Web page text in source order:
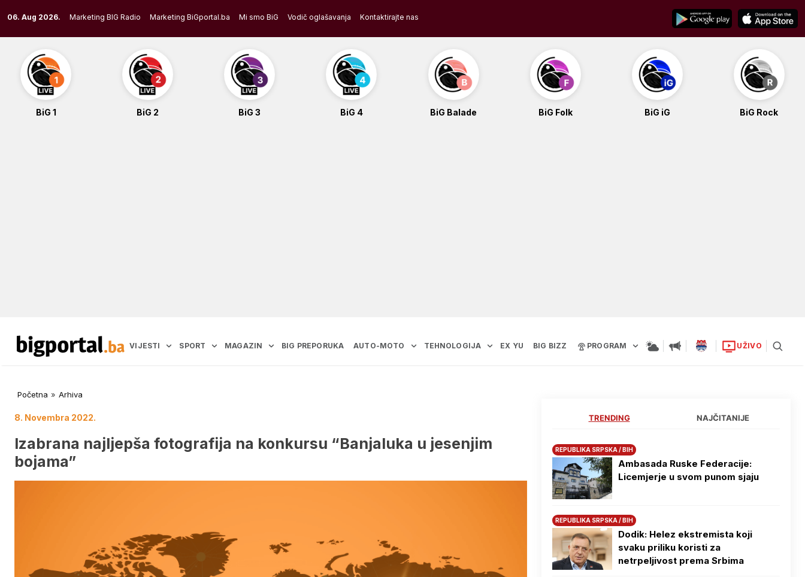
to
content
06. Aug 2026. Marketing BIG Radio Marketing BiGportal.ba Mi smo BiG Vodič oglašavanja Kontaktirajte nas
BiG 1 BiG 2 BiG 3 BiG 4 BiG Balade BiG Folk BiG iG BiG Rock
VIJESTI SPORT MAGAZIN BIG PREPORUKA AUTO-MOTO TEHNOLOGIJA EX YU BIG BIZZ PROGRAM UŽIVO
Početna » Arhiva
8. Novembra 2022.
Izabrana najljepša fotografija na konkursu “Banjaluka u jesenjim
bojama”
TRENDING NAJČITANIJE
REPUBLIKA SRPSKA / BIH
Ambasada Ruske Federacije:
Licemjerje u svom punom sjaju
REPUBLIKA SRPSKA / BIH
Dodik: Helez ekstremista koji
svaku priliku koristi za
netrpeljivost prema Srbima